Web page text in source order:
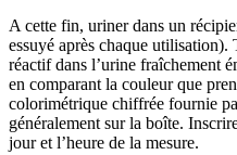
A cette fin, uriner dans un
essuyé après chaque
réactif dans l’urine fraîchement
en comparant la couleur que
colorimétrique chiffrée fournie
généralement sur la boîte.
jour et l’heure de la mesure.